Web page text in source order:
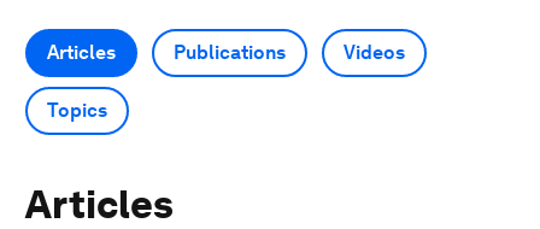
Articles Publications Videos
Topics
Articles